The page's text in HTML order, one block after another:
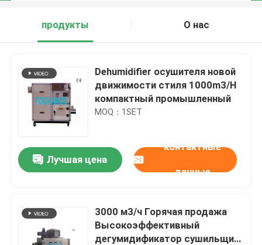
продукты О нас
Dehumidifier осушителя новой
движимости стиля 1000m3/H
компактный промышленный
MOQ：1SET
Лучшая цена
контактные
данные
3000 м3/ч Горячая продажа
Высокоэффективный
дегумидификатор сушильщик